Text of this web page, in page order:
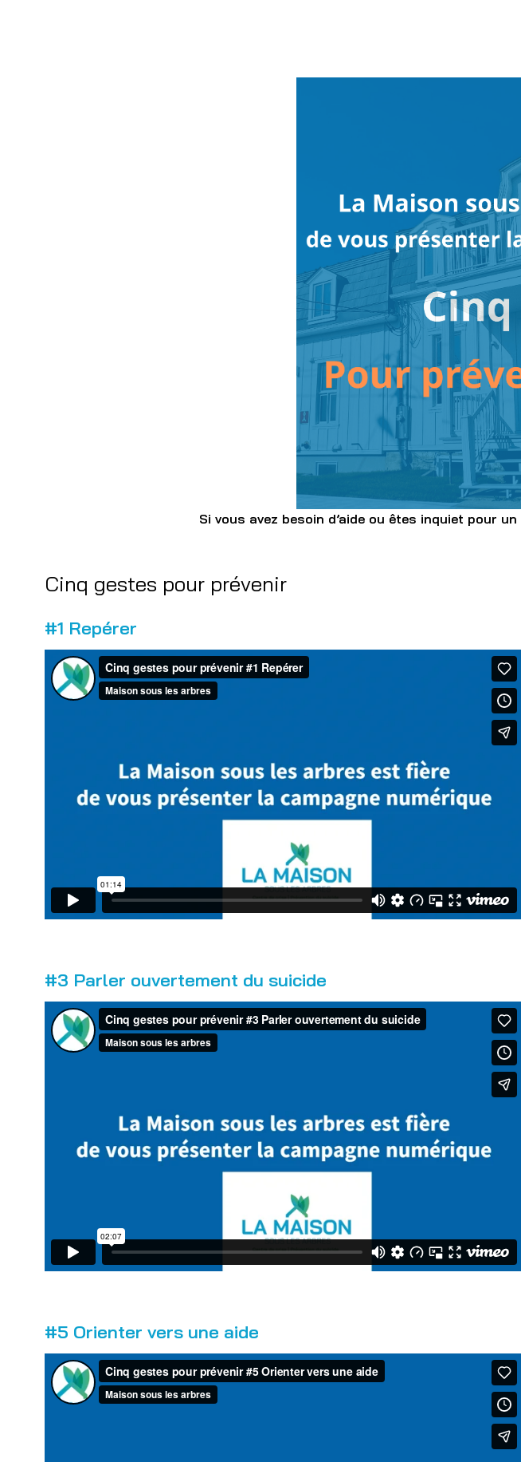
Si vous avez besoin d’aide ou êtes inquiet pour
Cinq gestes pour prévenir
#1 Repérer
#3 Parler ouvertement du suicide
#5 Orienter vers une aide